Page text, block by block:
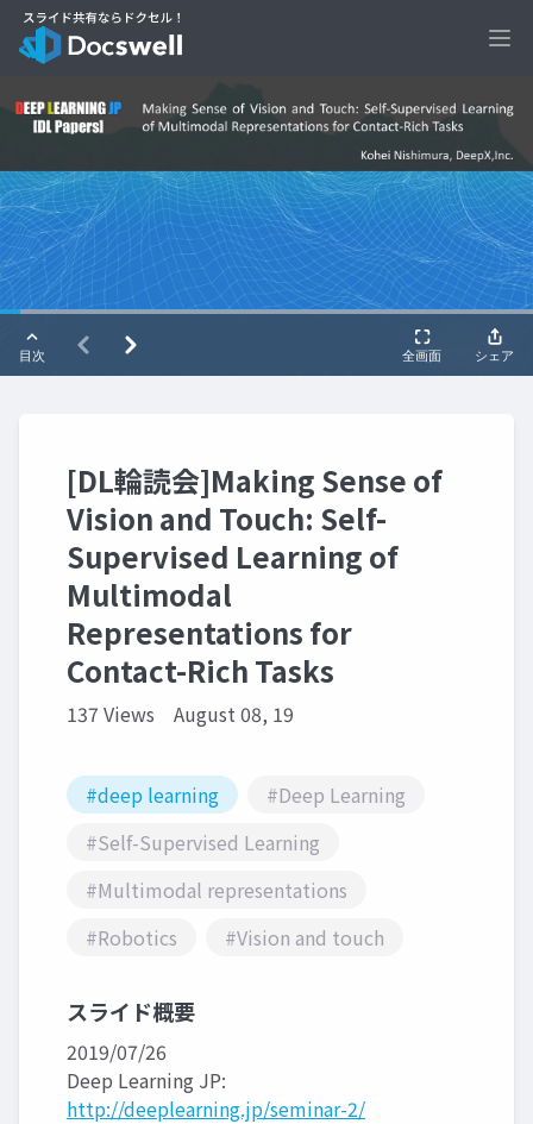
[DL輪読会]Making Sense of
Vision and Touch: Self-
Supervised Learning of
Multimodal
Representations for
Contact-Rich Tasks
137 Views August 08, 19
#deep learning
#Deep Learning
#Self-Supervised Learning
#Multimodal representations
#Robotics
#Vision and touch
スライド概要
2019/07/26
Deep Learning JP:
http://deeplearning.jp/seminar-2/